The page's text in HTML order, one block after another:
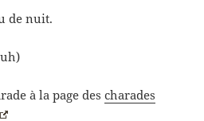
de nuit.
à la page descharades